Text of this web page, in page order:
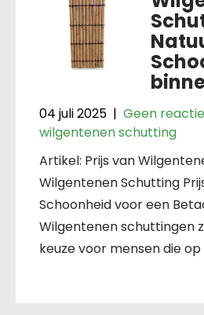
04 juli 2025 | Geen
wilgentenen schutting
Artikel: Prijs van
Wilgentenen Schutting
Schoonheid voor een
Wilgentenen schuttingen
keuze voor mensen die op